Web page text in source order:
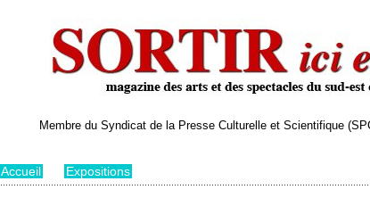
Membre du Syndicat de la Presse Culturelle et Scientifique
Accueil Expositions